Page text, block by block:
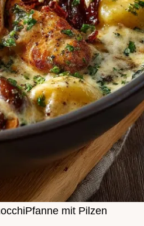
mit Pilzen